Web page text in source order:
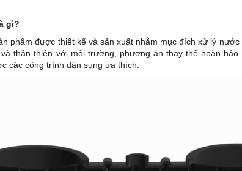
gì?
phẩm được thiết kế và sản xuất nhằm mục đích xử lý
thân thiện với môi trường, phương án thay thế hoàn
các công trình dân sụng ưa thích.